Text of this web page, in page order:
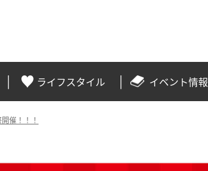
ライフスタイル イベント情報
催！！！